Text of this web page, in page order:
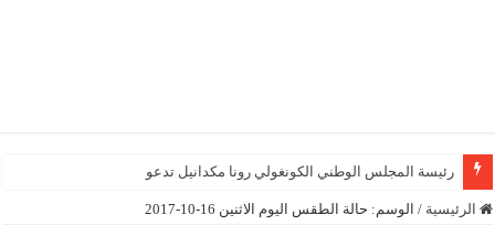
رئيسة المجلس الوطني الكونغولي رونا مكدانيل تدعو إلى التح
الرئيسية / الوسم: حالة الطقس اليوم الاثنين 16-10-2017